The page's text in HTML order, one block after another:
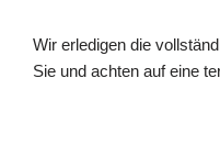
Wir erledigen die
Sie und achten auf eine